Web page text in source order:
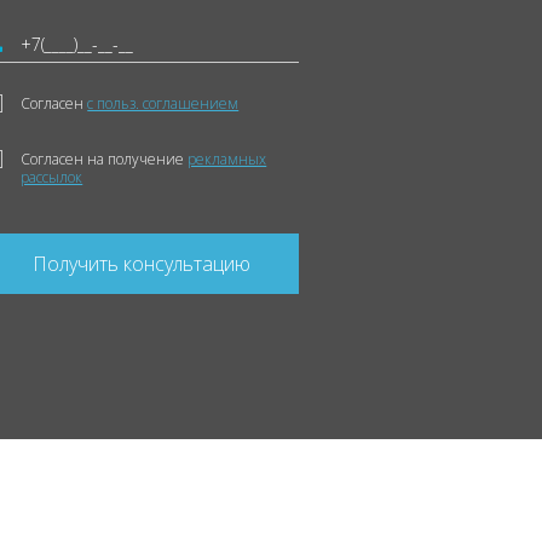
Согласенс польз. соглашением
Согласен на получение рекламных
рассылок
Получить консультацию